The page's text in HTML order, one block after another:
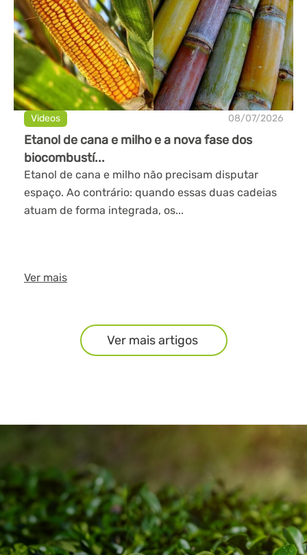
Videos 08/07/2026
Etanol de cana e milho e a nova fase dos
biocombustí...
Etanol de cana e milho não precisam disputar
espaço. Ao contrário: quando essas duas cadeias
atuam de forma integrada, os...
Ver mais
Ver mais artigos